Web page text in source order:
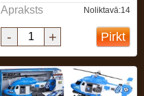
Apraksts Noliktavā:14
- + Pirkt